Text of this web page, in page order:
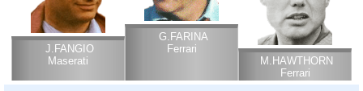
J.FANGIO
Maserati
G.FARINA
Ferrari
M.HAWTHORN
Ferrari